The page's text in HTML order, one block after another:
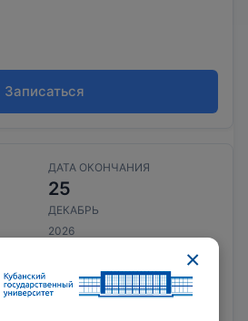
Записаться
ДАТА ОКОНЧАНИЯ
25
ДЕКАБРЬ
2026
×